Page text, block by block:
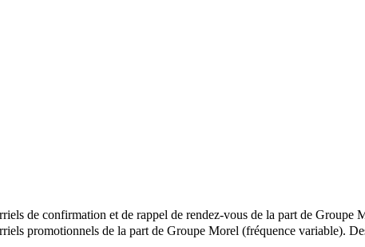
de confirmation et de rappel de rendez-vous de la part de
promotionnels de la part de Groupe Morel (fréquence variable).